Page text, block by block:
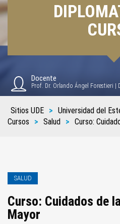
Docente
Prof. Dr. Orlando Ángel Forestieri |
Sitios UDE > Universidad del
Cursos
> Salud > Curso:
SALUD
Curso: Cuidados de
Mayor